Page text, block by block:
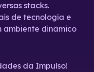
stacks.
de tecnologia e
ambiente dinâmico
da Impulso!